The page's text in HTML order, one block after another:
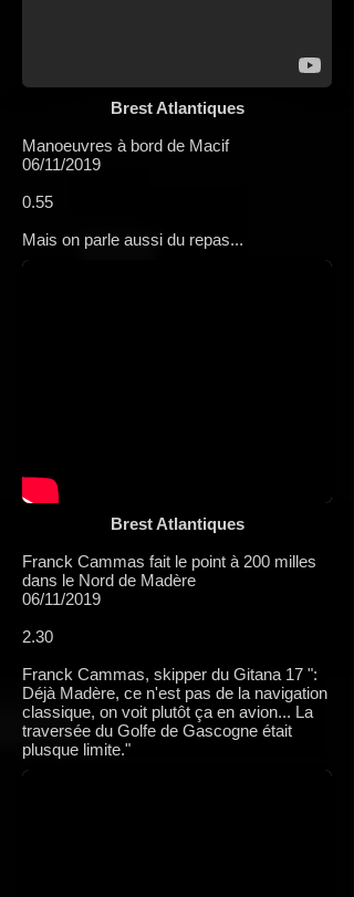
Brest Atlantiques
Manoeuvres à bord de Macif
06/11/2019
0.55
Mais on parle aussi du repas...
Brest Atlantiques
Franck Cammas fait le point à 200 milles
dans le Nord de Madère
06/11/2019
2.30
Franck Cammas, skipper du Gitana 17 ":
Déjà Madère, ce n'est pas de la navigation
classique, on voit plutôt ça en avion... La
traversée du Golfe de Gascogne était
plusque limite."